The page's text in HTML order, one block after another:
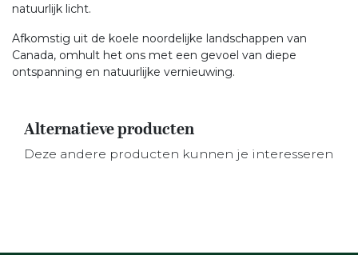
natuurlijk licht.
Afkomstig uit de koele noordelijke landschappen van
Canada, omhult het ons met een gevoel van diepe
ontspanning en natuurlijke vernieuwing.
Alternatieve producten
Deze andere producten kunnen je interesseren